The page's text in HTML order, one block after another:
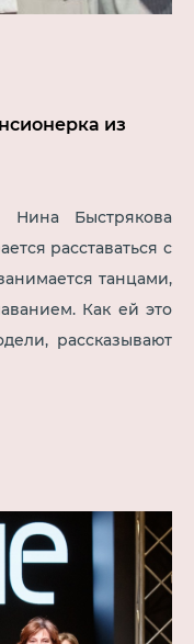
из
Нина Быстрякова
расставаться с
танцами,
Как ей это
рассказывают